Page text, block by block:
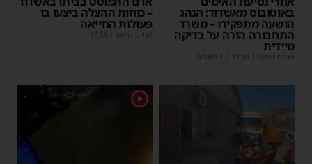
באוטובוס מאשדוד: הנהג
הושעה מתפקידו – משרד
התחבורה הורה על בדיקה
מיידית
מנחם דויטש 17:44
– כוחות ההצלה ביצעו בו
פעולות החייאה
מנחם דויטש 17:35
1